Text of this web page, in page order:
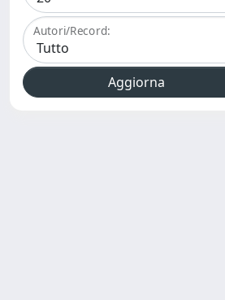
Autori/Record: